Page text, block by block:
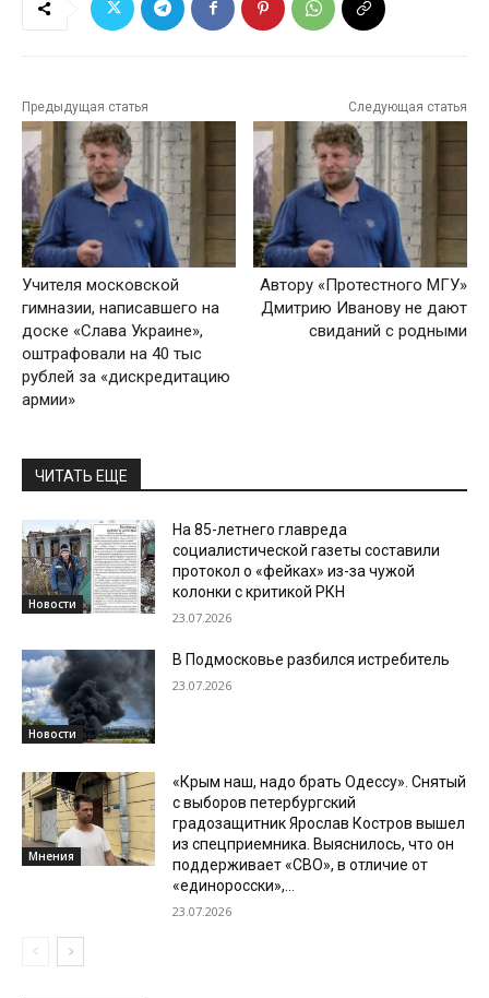
Предыдущая статья
Учителя московской
гимназии, написавшего на
доске «Слава Украине»,
оштрафовали на 40 тыс
рублей за «дискредитацию
армии»
Следующая статья
Автору «Протестного МГУ»
Дмитрию Иванову не дают
свиданий с родными
ЧИТАТЬ ЕЩЕ
Новости
На 85-летнего главреда
социалистической газеты составили
протокол о «фейках» из-за чужой
колонки с критикой РКН
23.07.2026
Новости
В Подмосковье разбился истребитель
23.07.2026
Мнения
«Крым наш, надо брать Одессу». Снятый
с выборов петербургский
градозащитник Ярослав Костров вышел
из спецприемника. Выяснилось, что он
поддерживает «СВО», в отличие от
«единоросски»,...
23.07.2026